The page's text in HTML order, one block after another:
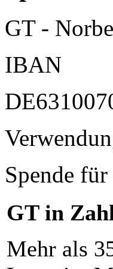
GT -
IBAN
Spende
GT in
Mehr als